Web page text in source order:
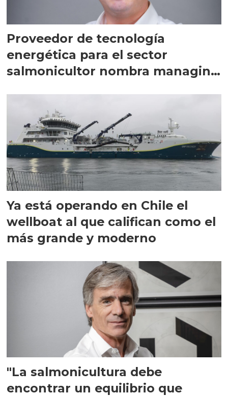
Proveedor de tecnología
energética para el sector
salmonicultor nombra managing
Ya está operando en Chile el
wellboat al que califican como el
más grande y moderno
"La salmonicultura debe
encontrar un equilibrio que